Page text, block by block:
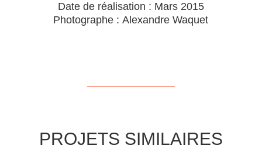
Date de réalisation : Mars 2015
Photographe : Alexandre Waquet
PROJETS SIMILAIRES